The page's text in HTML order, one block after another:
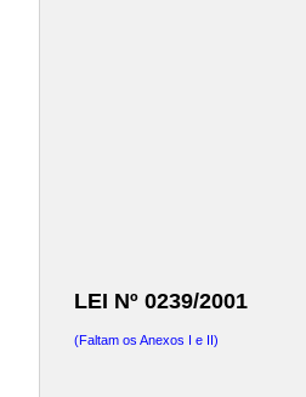
LEI Nº 0239/2001
(Faltam os Anexos I e II)